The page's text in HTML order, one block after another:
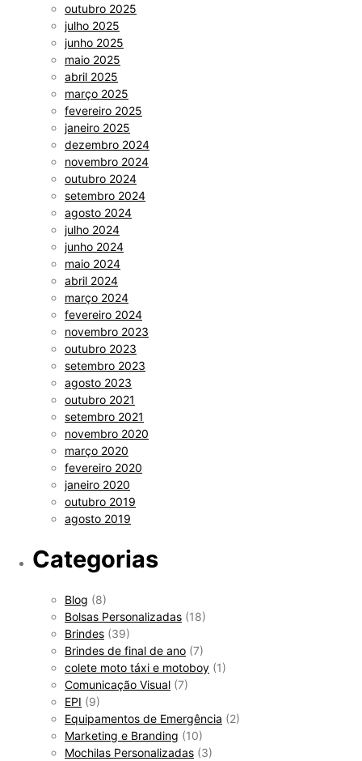
outubro 2025
julho 2025
junho 2025
maio 2025
abril 2025
março 2025
fevereiro 2025
janeiro 2025
dezembro 2024
novembro 2024
outubro 2024
setembro 2024
agosto 2024
julho 2024
junho 2024
maio 2024
abril 2024
março 2024
fevereiro 2024
novembro 2023
outubro 2023
setembro 2023
agosto 2023
outubro 2021
setembro 2021
novembro 2020
março 2020
fevereiro 2020
janeiro 2020
outubro 2019
agosto 2019
Categorias
Blog (8)
Bolsas Personalizadas (18)
Brindes (39)
Brindes de final de ano (7)
colete moto táxi e motoboy (1)
Comunicação Visual (7)
EPI (9)
Equipamentos de Emergência (2)
Marketing e Branding (10)
Mochilas Personalizadas (3)